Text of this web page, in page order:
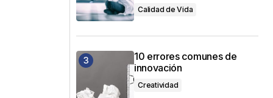
Calidad de Vida
10 errores comunes de
innovación
Creatividad